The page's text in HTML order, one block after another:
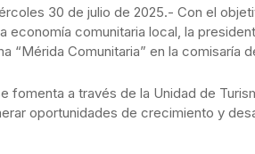
30 de julio de 2025.- Con el
economía comunitaria local, la
“Mérida Comunitaria” en la comisaría
fomenta a través de la Unidad de
oportunidades de crecimiento y